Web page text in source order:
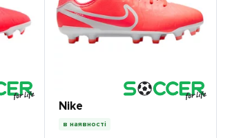
Nike
в наявності